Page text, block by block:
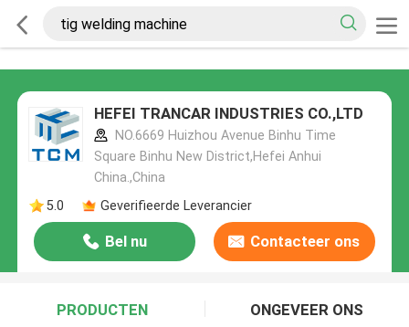
HEFEI TRANCAR INDUSTRIES CO.,LTD
NO.6669 Huizhou Avenue Binhu Time
Square Binhu New District,Hefei Anhui
China.,China
5.0
Geverifieerde Leverancier
Bel nu Contacteer ons
PRODUCTEN ONGEVEER ONS